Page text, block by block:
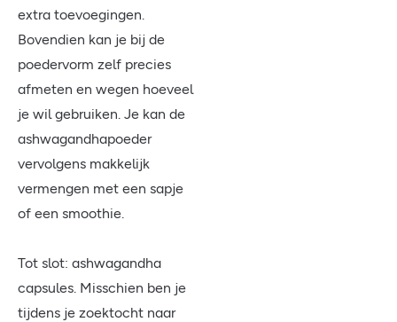
extra toevoegingen.
Bovendien kan je bij de
poedervorm zelf precies
afmeten en wegen hoeveel
je wil gebruiken. Je kan de
ashwagandhapoeder
vervolgens makkelijk
vermengen met een sapje
of een smoothie.
Tot slot: ashwagandha
capsules. Misschien ben je
tijdens je zoektocht naar